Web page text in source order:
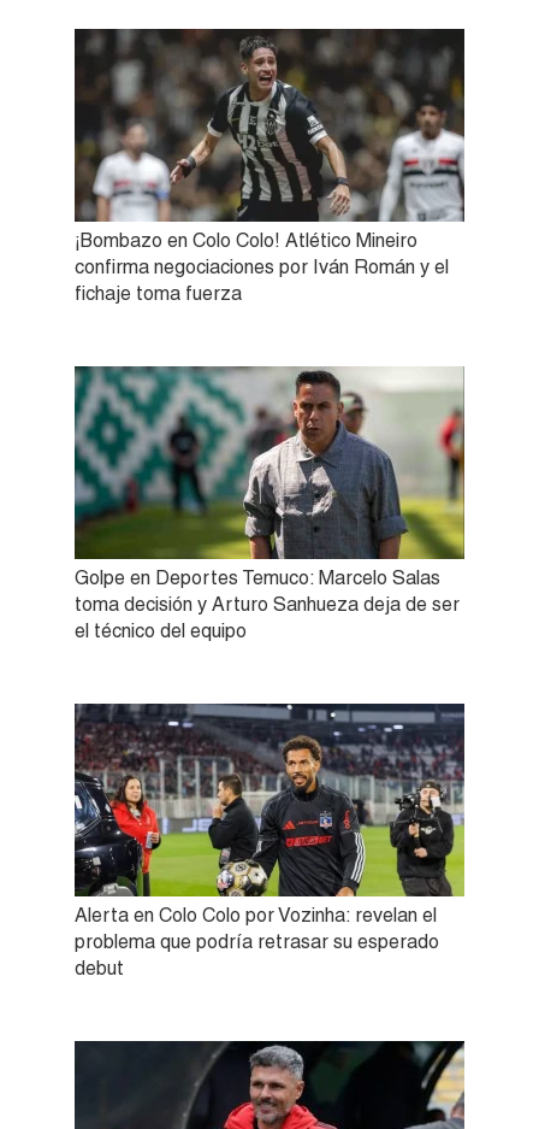
¡Bombazo en Colo Colo! Atlético Mineiro
confirma negociaciones por Iván Román y el
fichaje toma fuerza
Golpe en Deportes Temuco: Marcelo Salas
toma decisión y Arturo Sanhueza deja de ser
el técnico del equipo
Alerta en Colo Colo por Vozinha: revelan el
problema que podría retrasar su esperado
debut